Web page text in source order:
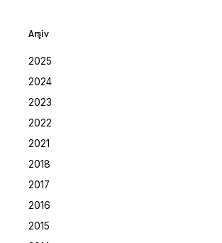
Arşiv
2025
2024
2023
2022
2021
2018
2017
2016
2015